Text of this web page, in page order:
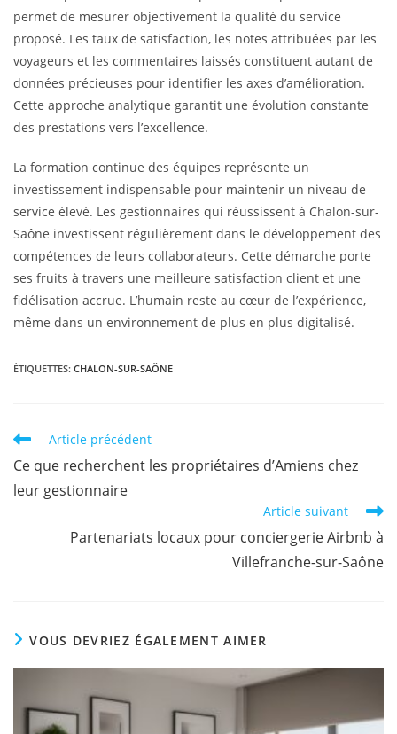
permet de mesurer objectivement la qualité du service
proposé. Les taux de satisfaction, les notes attribuées par les
voyageurs et les commentaires laissés constituent autant de
données précieuses pour identifier les axes d’amélioration.
Cette approche analytique garantit une évolution constante
des prestations vers l’excellence.
La formation continue des équipes représente un
investissement indispensable pour maintenir un niveau de
service élevé. Les gestionnaires qui réussissent à Chalon-sur-
Saône investissent régulièrement dans le développement des
compétences de leurs collaborateurs. Cette démarche porte
ses fruits à travers une meilleure satisfaction client et une
fidélisation accrue. L’humain reste au cœur de l’expérience,
même dans un environnement de plus en plus digitalisé.
ÉTIQUETTES: CHALON-SUR-SAÔNE
Article précédent
Ce que recherchent les propriétaires d’Amiens chez
leur gestionnaire
Article suivant
Partenariats locaux pour conciergerie Airbnb à
Villefranche-sur-Saône
VOUS DEVRIEZ ÉGALEMENT AIMER